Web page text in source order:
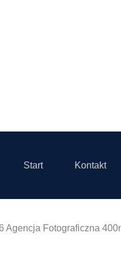
Start Kontakt
Agencja Fotograficzna